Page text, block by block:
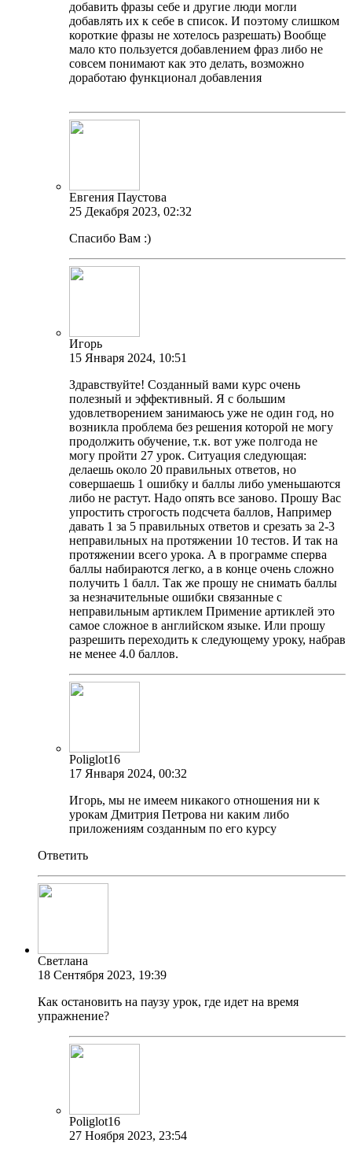
добавить фразы себе и другие люди могли
добавлять их к себе в список. И поэтому слишком
короткие фразы не хотелось разрешать) Вообще
мало кто пользуется добавлением фраз либо не
совсем понимают как это делать, возможно
доработаю функционал добавления
Евгения Паустова
25 Декабря 2023, 02:32
Спасибо Вам :)
Игорь
15 Января 2024, 10:51
Здравствуйте! Созданный вами курс очень
полезный и эффективный. Я с большим
удовлетворением занимаюсь уже не один год, но
возникла проблема без решения которой не могу
продолжить обучение, т.к. вот уже полгода не
могу пройти 27 урок. Ситуация следующая:
делаешь около 20 правильных ответов, но
совершаешь 1 ошибку и баллы либо уменьшаются
либо не растут. Надо опять все заново. Прошу Вас
упростить строгость подсчета баллов, Например
давать 1 за 5 правильных ответов и срезать за 2-3
неправильных на протяжении 10 тестов. И так на
протяжении всего урока. А в программе сперва
баллы набираются легко, а в конце очень сложно
получить 1 балл. Так же прошу не снимать баллы
за незначительные ошибки связанные с
неправильным артиклем Примение артиклей это
самое сложное в английском языке. Или прошу
разрешить переходить к следующему уроку, набрав
не менее 4.0 баллов.
Poliglot16
17 Января 2024, 00:32
Игорь, мы не имеем никакого отношения ни к
урокам Дмитрия Петрова ни каким либо
приложениям созданным по его курсу
Ответить
Светлана
18 Сентября 2023, 19:39
Как остановить на паузу урок, где идет на время
упражнение?
Poliglot16
27 Ноября 2023, 23:54